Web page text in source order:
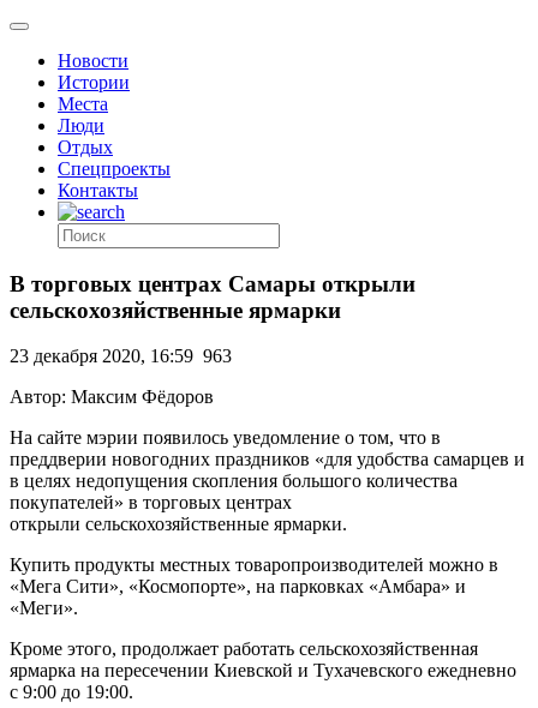
Новости
Истории
Места
Люди
Отдых
Спецпроекты
Контакты
В торговых центрах Самары открыли
сельскохозяйственные ярмарки
23 декабря 2020, 16:59 963
Автор: Максим Фёдоров
На сайте мэрии появилось уведомление о том, что в
преддверии новогодних праздников «для удобства самарцев и
в целях недопущения скопления большого количества
покупателей» в торговых центрах
открыли сельскохозяйственные ярмарки.
Купить продукты местных товаропроизводителей можно в
«Мега Сити», «Космопорте», на парковках «Амбара» и
«Меги».
Кроме этого, продолжает работать сельскохозяйственная
ярмарка на пересечении Киевской и Тухачевского ежедневно
с 9:00 до 19:00.